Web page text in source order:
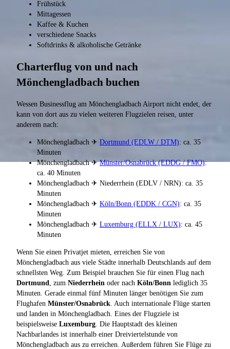
Frühstück
Mittagessen
Kaffee & Kuchen
verschiedene Snacks
Softdrinks & alkoholische Getränke
Charterflug von und nach
Mönchengladbach buchen
Wessen Businessflug am Mönchengladbach Airport nicht endet, der
kann von dort aus zu vielen weiteren Flugzielen reisen, unter
anderem nach:
Mönchengladbach ✈ Dortmund (EDLW / DTM): ca. 35
Minuten
Mönchengladbach ✈Münster/Osnabrück (EDDG / FMO):
ca. 40 Minuten
Mönchengladbach ✈ Niederrhein (EDLV / NRN): ca. 35
Minuten
Mönchengladbach ✈ Köln/Bonn (EDDK / CGN): ca. 35
Minuten
Mönchengladbach ✈ Luxemburg (ELLX / LUX): ca. 45
Minuten
Wenn Sie einen Privatjet mieten, erreichen Sie von
Mönchengladbach aus viele Städte innerhalb Deutschlands auf dem
schnellsten Weg. Zum Beispiel brauchen Sie für einen Flug nach
Dortmund
, zum Niederrhein oder nach Köln/Bonn lediglich 35
Minuten. Gerade einmal fünf Minuten länger benötigen Sie zum
Flughafen Münster/Osnabrück . Auch internationale Flüge starten
und landen in Mönchengladbach. Eines der Flugziele ist
beispielsweise Luxemburg . Die Hauptstadt des kleinen
Nachbarlandes ist innerhalb einer Dreiviertelstunde von
Mönchengladbach aus zu erreichen. Außerdem führen Sie Flüge zu